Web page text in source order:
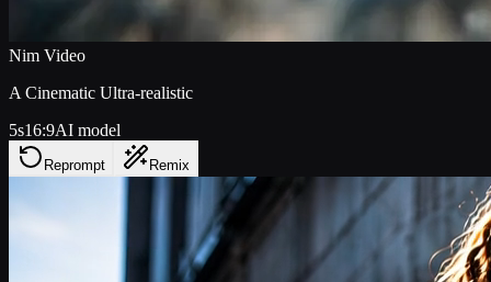
Nim Video
A Cinematic Ultra-realistic
5s16:9AI model
Reprompt Remix